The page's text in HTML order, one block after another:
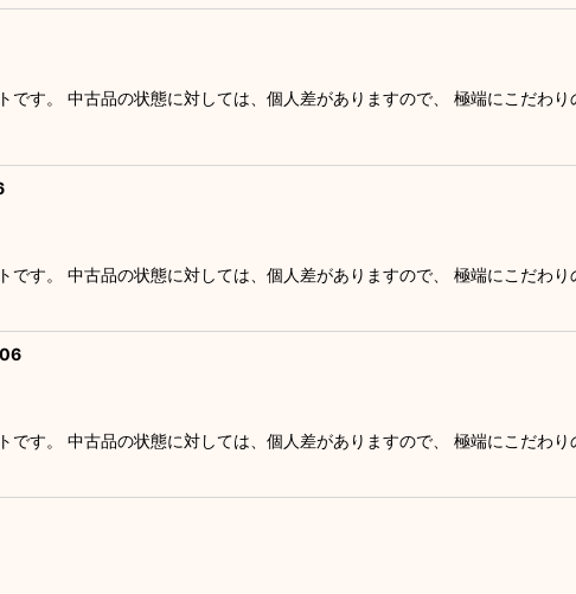
す。 中古品の状態に対しては、個人差がありますので、 極端にこだわ
す。 中古品の状態に対しては、個人差がありますので、 極端にこだわ
す。 中古品の状態に対しては、個人差がありますので、 極端にこだわ